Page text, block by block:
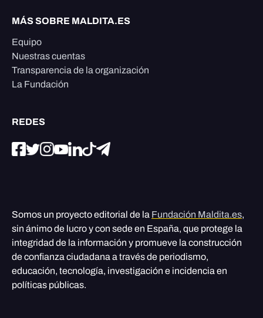
MÁS SOBRE MALDITA.ES
Equipo
Nuestras cuentas
Transparencia de la organización
La Fundación
REDES
Somos un proyecto editorial de la Fundación Maldita.es,
sin ánimo de lucro y con sede en España, que protege la
integridad de la información y promueve la construcción
de confianza ciudadana a través de periodismo,
educación, tecnología, investigación e incidencia en
políticas públicas.